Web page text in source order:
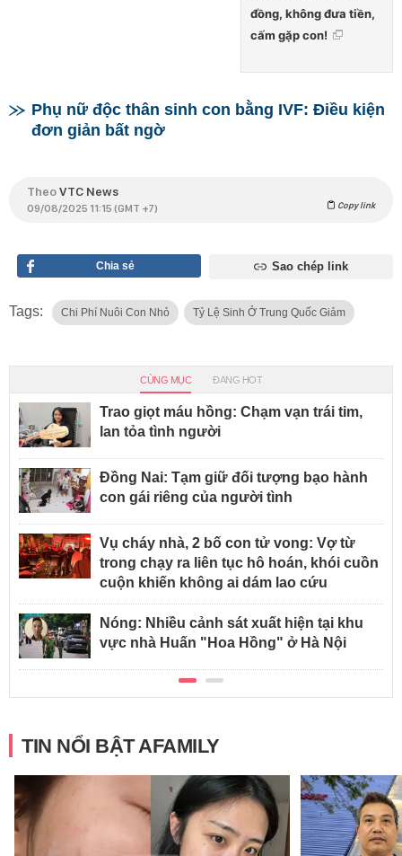
đồng, không đưa tiền,
cấm gặp con!
Phụ nữ độc thân sinh con bằng IVF: Điều kiện
đơn giản bất ngờ
TheoVTC News
09/08/2025 11:15 (GMT +7) Copy link
Chia sẻ Sao chép link
Tags: Chi Phí Nuôi Con Nhỏ Tỷ Lệ Sinh Ở Trung Quốc Giảm
CÙNG MỤC ĐANG HOT
Trao giọt máu hồng: Chạm vạn trái tim,
lan tỏa tình người
Đồng Nai: Tạm giữ đối tượng bạo hành
con gái riêng của người tình
Vụ cháy nhà, 2 bố con tử vong: Vợ từ
trong chạy ra liên tục hô hoán, khói cuồn
cuộn khiến không ai dám lao cứu
Nóng: Nhiều cảnh sát xuất hiện tại khu
vực nhà Huấn "Hoa Hồng" ở Hà Nội
TIN NỔI BẬT AFAMILY